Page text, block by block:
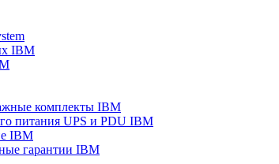
IBM
комплекты IBM
питания UPS и PDU IBM
IBM
гарантии IBM